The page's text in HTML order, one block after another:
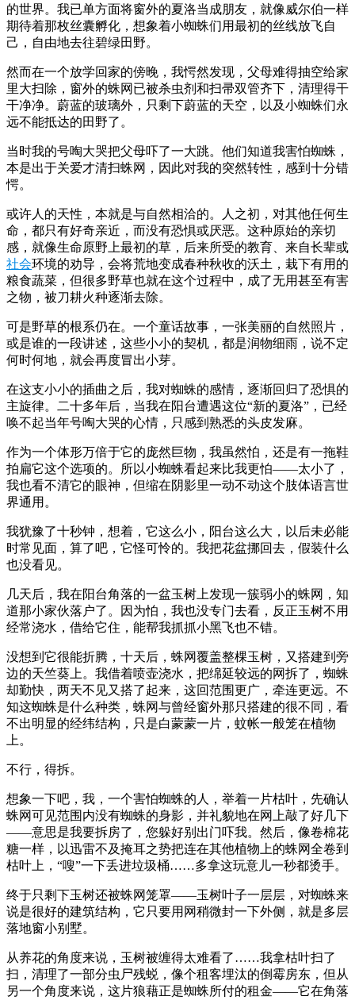
的世界。我已单方面将窗外的夏洛当成朋友，就像威尔伯一样
期待着那枚丝囊孵化，想象着小蜘蛛们用最初的丝线放飞自
己，自由地去往碧绿田野。
然而在一个放学回家的傍晚，我愕然发现，父母难得抽空给家
里大扫除，窗外的蛛网已被杀虫剂和扫帚双管齐下，清理得干
干净净。蔚蓝的玻璃外，只剩下蔚蓝的天空，以及小蜘蛛们永
远不能抵达的田野了。
当时我的号啕大哭把父母吓了一大跳。他们知道我害怕蜘蛛，
本是出于关爱才清扫蛛网，因此对我的突然转性，感到十分错
愕。
或许人的天性，本就是与自然相洽的。人之初，对其他任何生
命，都只有好奇亲近，而没有恐惧或厌恶。这种原始的亲切
感，就像生命原野上最初的草，后来所受的教育、来自长辈或
社会环境的劝导，会将荒地变成春种秋收的沃土，栽下有用的
粮食蔬菜，但很多野草也就在这个过程中，成了无用甚至有害
之物，被刀耕火种逐渐去除。
可是野草的根系仍在。一个童话故事，一张美丽的自然照片，
或是谁的一段讲述，这些小小的契机，都是润物细雨，说不定
何时何地，就会再度冒出小芽。
在这支小小的插曲之后，我对蜘蛛的感情，逐渐回归了恐惧的
主旋律。二十多年后，当我在阳台遭遇这位“新的夏洛”，已经
唤不起当年号啕大哭的心情，只感到熟悉的头皮发麻。
作为一个体形万倍于它的庞然巨物，我虽然怕，还是有一拖鞋
拍扁它这个选项的。所以小蜘蛛看起来比我更怕——太小了，
我也看不清它的眼神，但缩在阴影里一动不动这个肢体语言世
界通用。
我犹豫了十秒钟，想着，它这么小，阳台这么大，以后未必能
时常见面，算了吧，它怪可怜的。我把花盆挪回去，假装什么
也没看见。
几天后，我在阳台角落的一盆玉树上发现一簇弱小的蛛网，知
道那小家伙落户了。因为怕，我也没专门去看，反正玉树不用
经常浇水，借给它住，能帮我抓抓小黑飞也不错。
没想到它很能折腾，十天后，蛛网覆盖整棵玉树，又搭建到旁
边的天竺葵上。我借着喷壶浇水，把绵延较远的网拆了，蜘蛛
却勤快，两天不见又搭了起来，这回范围更广，牵连更远。不
知这蜘蛛是什么种类，蛛网与曾经窗外那只搭建的很不同，看
不出明显的经纬结构，只是白蒙蒙一片，蚊帐一般笼在植物
上。
不行，得拆。
想象一下吧，我，一个害怕蜘蛛的人，举着一片枯叶，先确认
蛛网可见范围内没有蜘蛛的身影，并礼貌地在网上敲了好几下
——意思是我要拆房了，您躲好别出门吓我。然后，像卷棉花
糖一样，以迅雷不及掩耳之势把连在其他植物上的蛛网全卷到
枯叶上，“嗖”一下丢进垃圾桶……多拿这玩意儿一秒都烫手。
终于只剩下玉树还被蛛网笼罩——玉树叶子一层层，对蜘蛛来
说是很好的建筑结构，它只要用网稍微封一下外侧，就是多层
落地窗小别墅。
从养花的角度来说，玉树被缠得太难看了……我拿枯叶扫了
扫，清理了一部分虫尸残蜕，像个租客埋汰的倒霉房东，但从
另一个角度来说，这片狼藉正是蜘蛛所付的租金——它在角落